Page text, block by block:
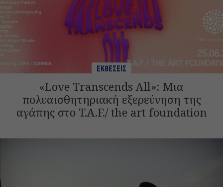
ΕΚΘΕΣΕΙΣ
«Love Transcends All»: Μια
πολυαισθητηριακή εξερεύνηση της
αγάπης στο T.A.F./ the art foundation